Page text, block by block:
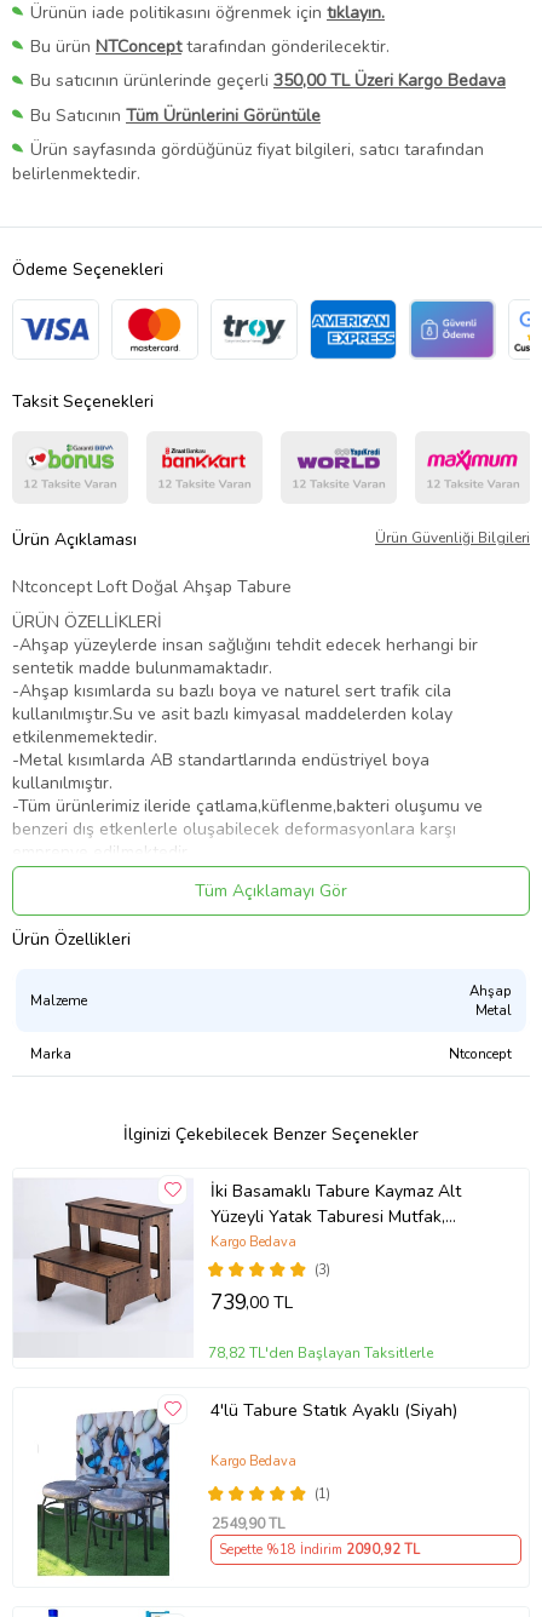
Ürünün iade politikasını öğrenmek için tıklayın.
Bu ürün NTConcepttarafından gönderilecektir.
Bu satıcının ürünlerinde geçerli 350,00 TL Üzeri Kargo Bedava
Bu Satıcının Tüm Ürünlerini Görüntüle
Ürün sayfasında gördüğünüz fiyat bilgileri, satıcı tarafından
belirlenmektedir.
Ödeme Seçenekleri
Taksit Seçenekleri
Ürün Açıklaması Ürün Güvenliği Bilgileri
Ntconcept Loft Doğal Ahşap Tabure
ÜRÜN ÖZELLİKLERİ
-Ahşap yüzeylerde insan sağlığını tehdit edecek herhangi bir
sentetik madde bulunmamaktadır.
-Ahşap kısımlarda su bazlı boya ve naturel sert trafik cila
kullanılmıştır.Su ve asit bazlı kimyasal maddelerden kolay
etkilenmemektedir.
-Metal kısımlarda AB standartlarında endüstriyel boya
kullanılmıştır.
-Tüm ürünlerimiz ileride çatlama,küflenme,bakteri oluşumu ve
benzeri dış etkenlerle oluşabilecek deformasyonlara karşı
emprenye edilmektedir.
-Ahşap kısımlar %100 doğal ağaç köknar ve ladin masif paneldir.
-Tabure ahşap tabla kalınlığı net 4-4,5cm'dir.
-Görseldeki ürün rengi açık ceviz renktir.
-Taşıma sırasında ürünün zarar görmemesi için özenle
-Ürünü en geç 7-15 iş günü içerisinde(üretim yoğunluğuna bağlı)
üreterek kargoya teslim ediyoruz.
-Ürünlerimiz anlaşmalı kargo firması ile sizlere ücretsiz olarak
adrese teslim gönderimi yapılmaktadır.
-Kargo teslimatı kapı teslimidir.Hiçbir kargo firması kata teslimat
yapmamaktadır.Lütfen bu konuda gerekli tedbir ve desteği ürünler
size ulaşmadan alınız.
MEMNUNİYET
-Ntconcept firmamızdan alacağınız tüm ürünler %100 Müşteri
memnuniyeti garantisindedir.
Ürün Kodu:kcm16082433
Tüm Açıklamayı Gör
Ürün Özellikleri
Malzeme
Ahşap
Metal
Marka Ntconcept
İlginizi Çekebilecek Benzer Seçenekler
İki Basamaklı Tabure Kaymaz Alt
Yüzeyli Yatak Taburesi Mutfak,
Banyo Ahşap Merdiven
(3)
Kargo Bedava
739,00 TL
78,82 TL'den Başlayan Taksitlerle
4'lü Tabure Statık Ayaklı (Siyah)
(1)
Kargo Bedava
2549,90 TL
Sepette %18 İndirim 2090,92 TL